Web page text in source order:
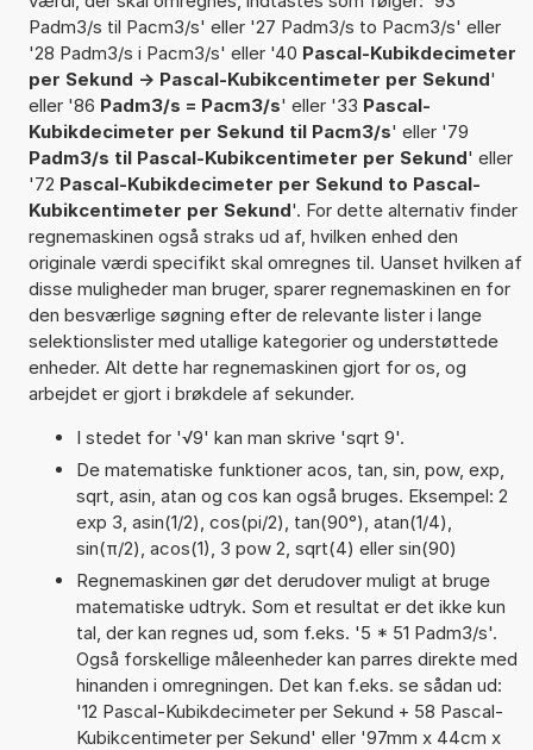
Padm3/s til Pacm3/s' eller '27 Padm3/s to Pacm3/s' eller
'28 Padm3/s i Pacm3/s' eller '40 Pascal-Kubikdecimeter
per Sekund -> Pascal-Kubikcentimeter per Sekund'
eller '86 Padm3/s = Pacm3/s' eller '33 Pascal-
Kubikdecimeter per Sekund til Pacm3/s' eller '79
Padm3/s til Pascal-Kubikcentimeter per Sekund' eller
'72 Pascal-Kubikdecimeter per Sekund to Pascal-
Kubikcentimeter per Sekund'. For dette alternativ finder
regnemaskinen også straks ud af, hvilken enhed den
originale værdi specifikt skal omregnes til. Uanset hvilken af
disse muligheder man bruger, sparer regnemaskinen en for
den besværlige søgning efter de relevante lister i lange
selektionslister med utallige kategorier og understøttede
enheder. Alt dette har regnemaskinen gjort for os, og
arbejdet er gjort i brøkdele af sekunder.
I stedet for '√9' kan man skrive 'sqrt 9'.
De matematiske funktioner acos, tan, sin, pow, exp,
sqrt, asin, atan og cos kan også bruges. Eksempel: 2
exp 3, asin(1/2), cos(pi/2), tan(90°), atan(1/4),
sin(π/2), acos(1), 3 pow 2, sqrt(4) eller sin(90)
Regnemaskinen gør det derudover muligt at bruge
matematiske udtryk. Som et resultat er det ikke kun
tal, der kan regnes ud, som f.eks. '5 * 51 Padm3/s'.
Også forskellige måleenheder kan parres direkte med
hinanden i omregningen. Det kan f.eks. se sådan ud:
'12 Pascal-Kubikdecimeter per Sekund + 58 Pascal-
Kubikcentimeter per Sekund' eller '97mm x 44cm x